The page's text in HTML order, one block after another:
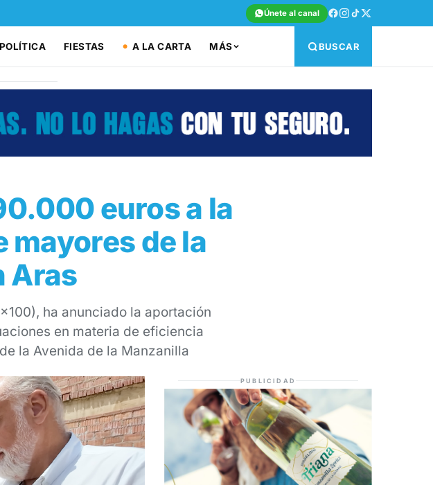
Únete al canal
POLÍTICA FIESTAS A LA CARTA MÁS BUSCAR
euros a la
de la
Aras
ha anunciado la aportación
en materia de eficiencia
la Avenida de la Manzanilla
PUBLICIDAD